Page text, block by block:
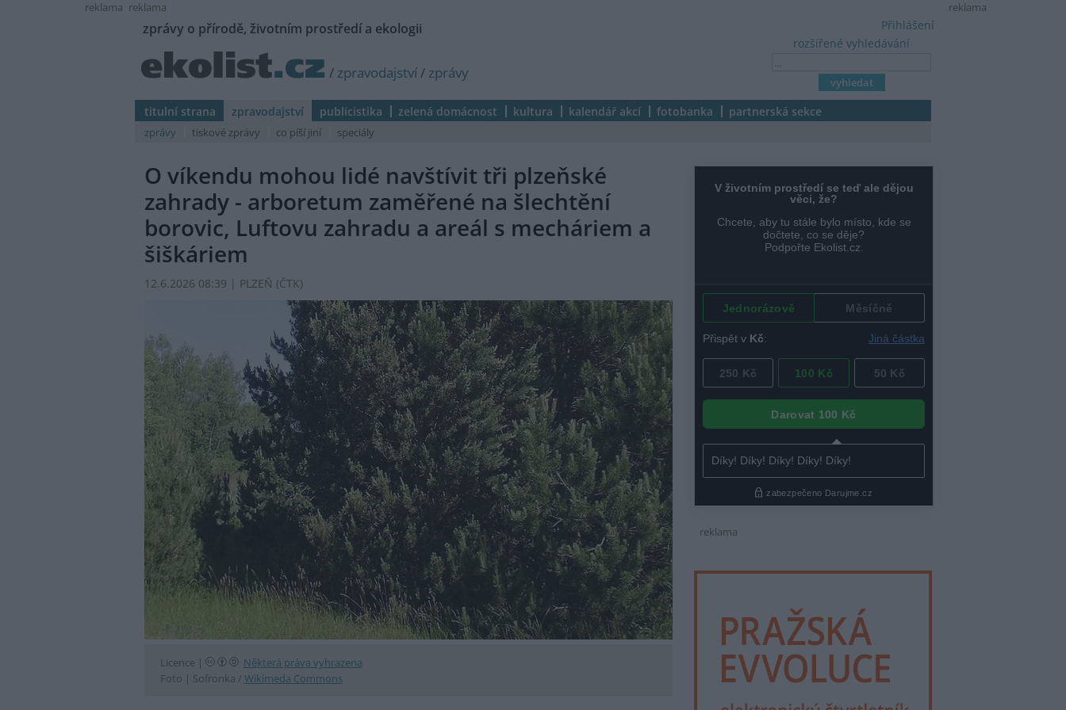
reklama
reklama reklama
zprávy o přírodě, životním prostředí a ekologii
/ zpravodajství/ zprávy
rozšířené vyhledávání
Přihlášení
titulní strana zpravodajství publicistika zelená domácnost kultura kalendář akcí fotobanka partnerská sekce
zprávy tiskové zprávy co píší jiní speciály
O víkendu mohou lidé navštívit tři plzeňské
zahrady - arboretum zaměřené na šlechtění
borovic, Luftovu zahradu a areál s mecháriem a
šiškáriem
12.6.2026 08:39 | PLZEŇ (ČTK)
Licence |
Některá práva vyhrazena
Foto | Sofronka / Wikimeda Commons
reklama